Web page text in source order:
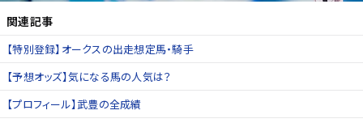
関連記事
【特別登録】オークスの出走想定馬・騎手
【予想オッズ】気になる馬の人気は？
【プロフィール】武豊の全成績